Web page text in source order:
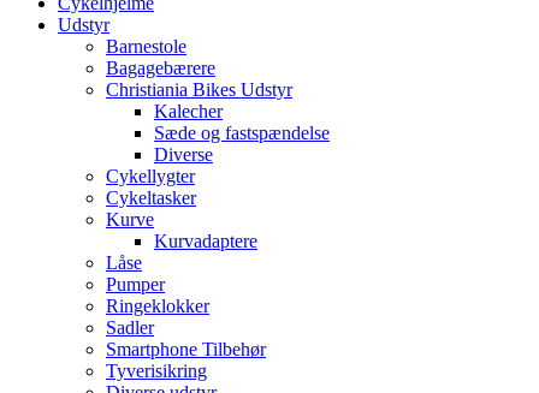
Udstyr
Barnestole
Bagagebærere
Christiania Bikes Udstyr
Kalecher
Sæde og fastspændelse
Diverse
Cykellygter
Cykeltasker
Kurve
Kurvadaptere
Låse
Pumper
Ringeklokker
Sadler
Smartphone Tilbehør
Tyverisikring